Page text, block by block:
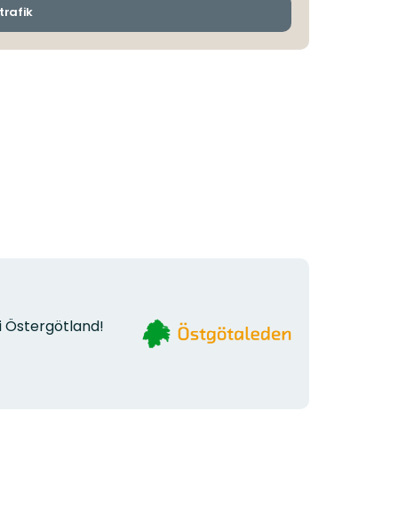
Östergötland!
Organisationens
logotyp